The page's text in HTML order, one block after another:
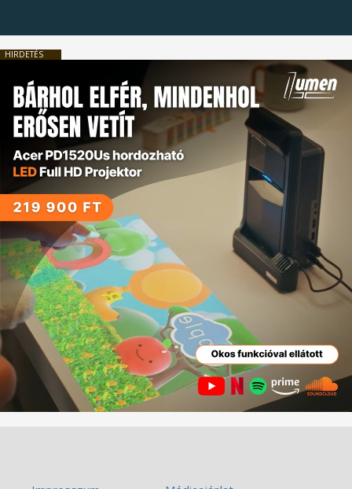
HIRDETÉS